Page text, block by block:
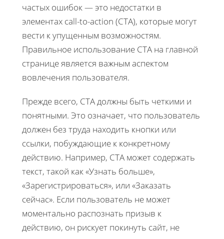
частых ошибок — это недостатки в
элементах call-to-action (CTA), которые могут
вести к упущенным возможностям.
Правильное использование CTA на главной
странице является важным аспектом
вовлечения пользователя.
Прежде всего, CTA должны быть четкими и
понятными. Это означает, что пользователь
должен без труда находить кнопки или
ссылки, побуждающие к конкретному
действию. Например, CTA может содержать
текст, такой как «Узнать больше»,
«Зарегистрироваться», или «Заказать
сейчас». Если пользователь не может
моментально распознать призыв к
действию, он рискует покинуть сайт, не